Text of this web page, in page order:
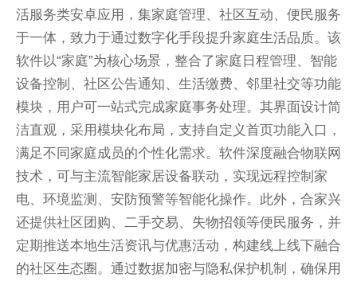
活服务类安卓应用，集家庭管理、社区互动、便民服务
于一体，致力于通过数字化手段提升家庭生活品质。该
软件以“家庭”为核心场景，整合了家庭日程管理、智能
设备控制、社区公告通知、生活缴费、邻里社交等功能
模块，用户可一站式完成家庭事务处理。其界面设计简
洁直观，采用模块化布局，支持自定义首页功能入口，
满足不同家庭成员的个性化需求。软件深度融合物联网
技术，可与主流智能家居设备联动，实现远程控制家
电、环境监测、安防预警等智能化操作。此外，合家兴
还提供社区团购、二手交易、失物招领等便民服务，并
定期推送本地生活资讯与优惠活动，构建线上线下融合
的社区生态圈。通过数据加密与隐私保护机制，确保用